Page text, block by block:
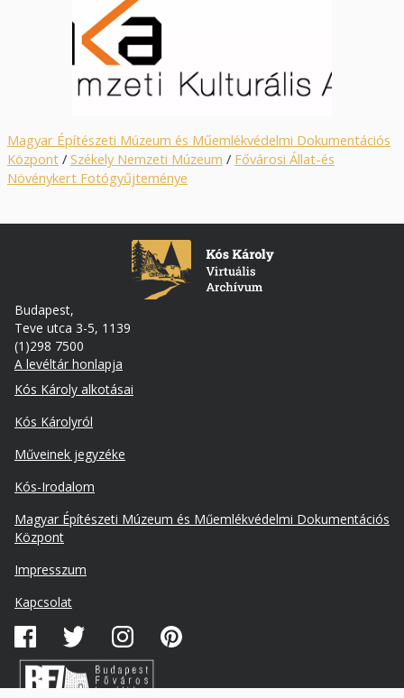
Magyar Építészeti Múzeum és Műemlékvédelmi Dokumentációs
Központ / Székely Nemzeti Múzeum / Fővárosi Állat-és
Növénykert Fotógyűjteménye
Budapest,
Teve utca 3-5, 1139
(1)298 7500
A levéltár honlapja
Footer
Kós Károly alkotásai
Kós Károlyról
Műveinek jegyzéke
Kós-Irodalom
Lábléc
másodlagos
Magyar Építészeti Múzeum és Műemlékvédelmi Dokumentációs
Központ
Impresszum
Kapcsolat
Közösségi
média